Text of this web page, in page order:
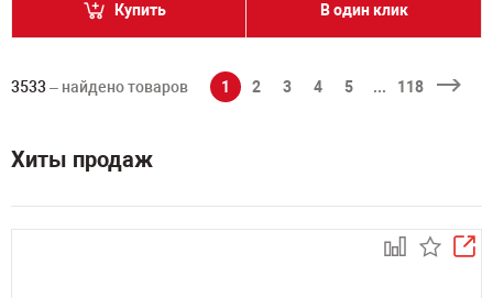
Купить В один клик
3533 – найдено товаров 1 2 3 4 5 ... 118
Хиты продаж